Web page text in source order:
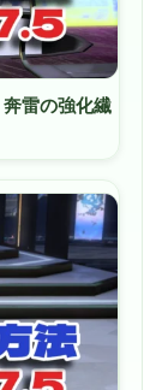
雷の強化繊